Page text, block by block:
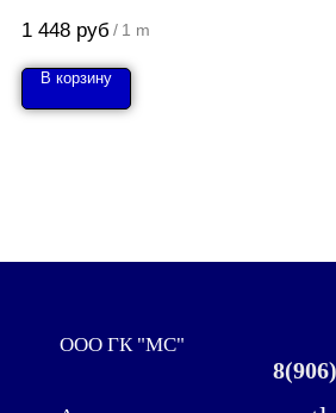
1 448 руб / 1 m
В корзину
ООО ГК "МС"
8